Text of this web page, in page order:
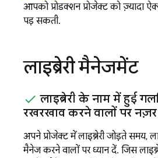
आपको प्रोडक्शन प्रोजेक्ट को ज़्यादा
पड़ सकती.
लाइब्रेरी मैनेजमेंट
लाइब्रेरी के नाम में हुई
रखरखाव करने वालों पर
अपने प्रोजेक्ट में लाइब्रेरी जोड़ते समय,
मैनेज करने वालों पर ध्यान दें. जिस